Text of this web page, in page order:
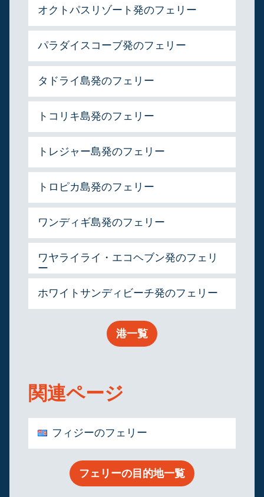
オクトパスリゾート発のフェリー
パラダイスコーブ発のフェリー
タドライ島発のフェリー
トコリキ島発のフェリー
トレジャー島発のフェリー
トロピカ島発のフェリー
ワンディギ島発のフェリー
ワヤライライ・エコヘブン発のフェリ
ー
ホワイトサンディビーチ発のフェリー
港一覧
関連ページ
フィジーのフェリー
フェリーの目的地一覧